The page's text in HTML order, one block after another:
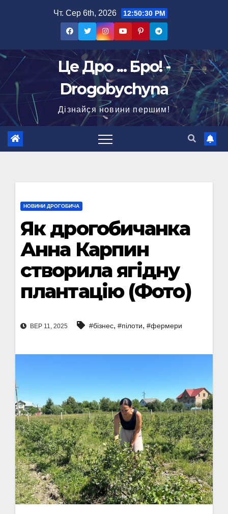
Чт. Сер 6th, 2026 12:50:31 PM
Це Дро ... Бро! -
Drogobychyna
Дізнайся новини першим!
НОВИНИ ДРОГОБИЧА
Як дрогобичанка
Анна Карпин
створила ягідну
плантацію (Фото)
ВЕР 11, 2025 #бізнес, #пілоти, #фермери